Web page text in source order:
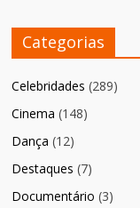
Categorias
Celebridades (289)
Cinema (148)
Dança (12)
Destaques (7)
Documentário (3)